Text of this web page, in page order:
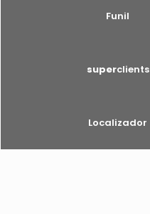
Funil
superclients
Localizador